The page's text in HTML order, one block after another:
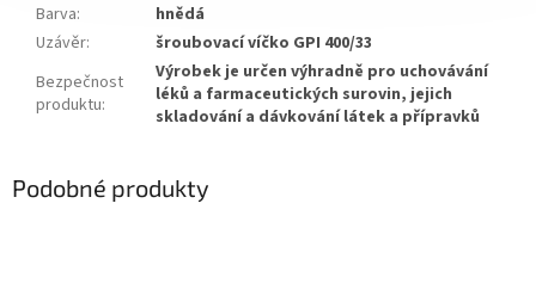
Barva:
hnědá
Uzávěr:
šroubovací víčko GPI 400/33
Bezpečnost
produktu:
Výrobek je určen výhradně pro uchovávání
léků a farmaceutických surovin, jejich
skladování a dávkování látek a přípravků
Podobné produkty